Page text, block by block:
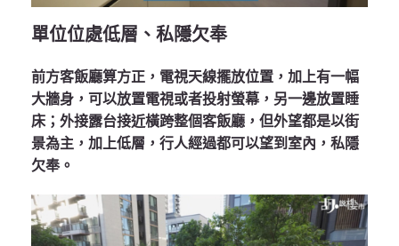
單位位處低層、私隱欠奉
前方客飯廳算方正，電視天線擺放位置，加上有一幅
大牆身，可以放置電視或者投射螢幕，另一邊放置睡
床；外接露台接近橫跨整個客飯廳，但外望都是以街
景為主，加上低層，行人經過都可以望到室內，私隱
欠奉。